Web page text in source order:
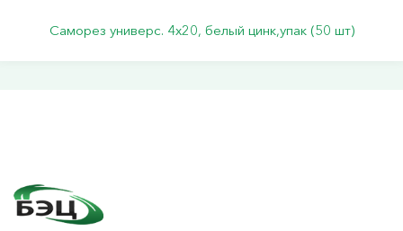
Саморез универс. 4х20, белый цинк,упак (50 шт)